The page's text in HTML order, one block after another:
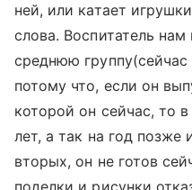
ней, или катает
слова. Воспитатель
среднюю
потому что, если он
которой он сейчас, то
лет, а так на год позже
вторых, он не готов
поделки и рисунки